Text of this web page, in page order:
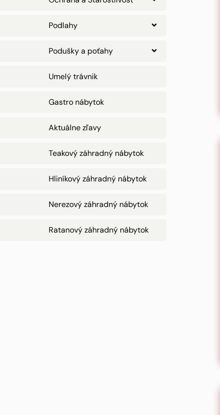
Podlahy
Podušky a poťahy
Umelý trávnik
Gastro nábytok
Aktuálne zľavy
Teakový záhradný nábytok
Hliníkový záhradný nábytok
Nerezový záhradný nábytok
Ratanový záhradný nábytok